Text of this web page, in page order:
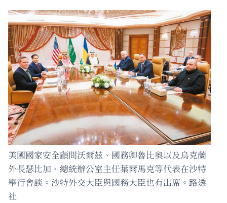
美國國家安全顧問沃爾茲、國務卿魯比奧以及烏克蘭
外長瑟比加、總統辦公室主任葉爾馬克等代表在沙特
舉行會談。沙特外交大臣與國務大臣也有出席。路透
社